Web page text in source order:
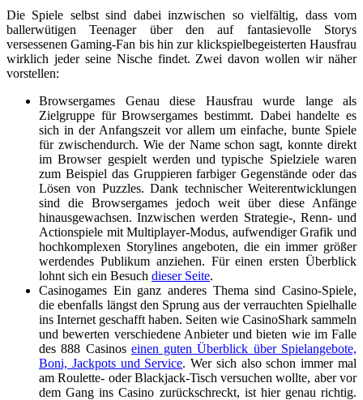
Die Spiele selbst sind dabei inzwischen so vielfältig, dass vom
ballerwütigen Teenager über den auf fantasievolle Storys
versessenen Gaming-Fan bis hin zur klickspielbegeisterten Hausfrau
wirklich jeder seine Nische findet. Zwei davon wollen wir näher
vorstellen:
Browsergames Genau diese Hausfrau wurde lange als
Zielgruppe für Browsergames bestimmt. Dabei handelte es
sich in der Anfangszeit vor allem um einfache, bunte Spiele
für zwischendurch. Wie der Name schon sagt, konnte direkt
im Browser gespielt werden und typische Spielziele waren
zum Beispiel das Gruppieren farbiger Gegenstände oder das
Lösen von Puzzles. Dank technischer Weiterentwicklungen
sind die Browsergames jedoch weit über diese Anfänge
hinausgewachsen. Inzwischen werden Strategie-, Renn- und
Actionspiele mit Multiplayer-Modus, aufwendiger Grafik und
hochkomplexen Storylines angeboten, die ein immer größer
werdendes Publikum anziehen. Für einen ersten Überblick
lohnt sich ein Besuch dieser Seite.
Casinogames Ein ganz anderes Thema sind Casino-Spiele,
die ebenfalls längst den Sprung aus der verrauchten Spielhalle
ins Internet geschafft haben. Seiten wie CasinoShark sammeln
und bewerten verschiedene Anbieter und bieten wie im Falle
des 888 Casinos einen guten Überblick über Spielangebote,
Boni, Jackpots und Service. Wer sich also schon immer mal
am Roulette- oder Blackjack-Tisch versuchen wollte, aber vor
dem Gang ins Casino zurückschreckt, ist hier genau richtig.